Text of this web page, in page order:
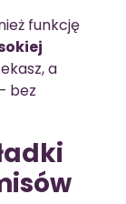
funkcję
a
bez